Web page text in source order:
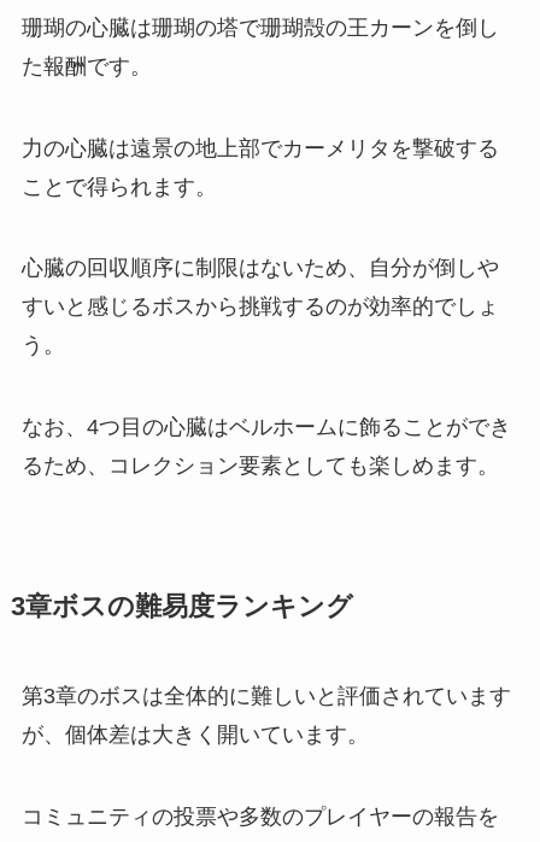
珊瑚の心臓は珊瑚の塔で珊瑚殻の王カーンを倒し
た報酬です。
力の心臓は遠景の地上部でカーメリタを撃破する
ことで得られます。
心臓の回収順序に制限はないため、自分が倒しや
すいと感じるボスから挑戦するのが効率的でしょ
う。
なお、4つ目の心臓はベルホームに飾ることができ
るため、コレクション要素としても楽しめます。
3章ボスの難易度ランキング
第3章のボスは全体的に難しいと評価されています
が、個体差は大きく開いています。
コミュニティの投票や多数のプレイヤーの報告を